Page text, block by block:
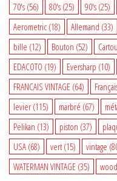
70's (56) 80's (25) 90's (25)
Aerometric (18) Allemand (33)
bille (12) Bouton (52)
EDACOTO (19) Eversharp (10)
FRANCAIS VINTAGE (64)
levier (115) marbré (67)
Pelikan (13) piston (37)
USA (68) vert(15) vintage
WATERMAN VINTAGE (35)